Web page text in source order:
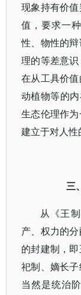
现象持有价
值，要求一
性、物性的
理的等差意
在从工具价
动植物等的
生态伦理作
建立于对人性
三
从《王
产、权力的
的封建制，
祀制、嫡长
当然是统治